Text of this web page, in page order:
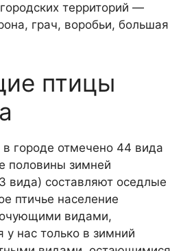
территорий —
грач, воробьи, большая
птицы
городе отмечено 44 вида
половины зимней
вида) составляют оседлые
птичье население
видами,
нас только в зимний